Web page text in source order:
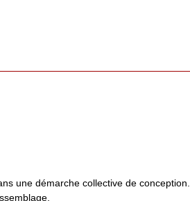
une démarche collective de conception.